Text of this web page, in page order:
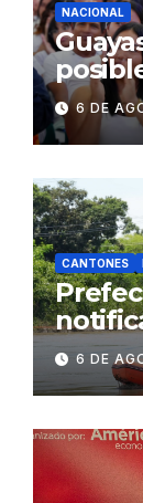
NACIONAL
2.500
6 DE
CANTONES
exige
Daule
6 DE